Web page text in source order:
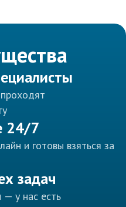
24/7
и готовы взяться за
задач
у нас есть